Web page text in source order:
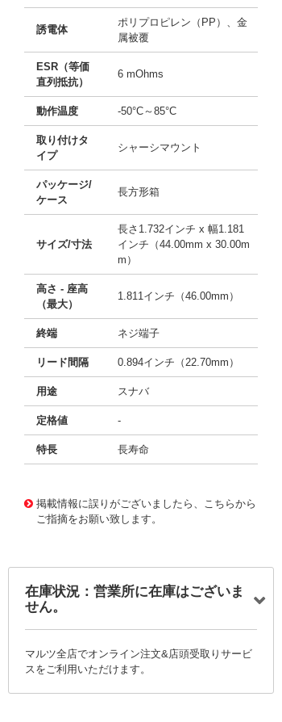
誘電体
ポリプロピレン（PP）、金
属被覆
ESR（等価
直列抵抗）
6 mOhms
動作温度 -50°C～85°C
取り付けタ
イプ
シャーシマウント
パッケージ/
ケース
長方形箱
サイズ/寸法
長さ1.732インチ x 幅1.181
インチ（44.00mm x 30.00m
m）
高さ - 座高
（最大）
1.811インチ（46.00mm）
終端 ネジ端子
リード間隔 0.894インチ（22.70mm）
用途 スナバ
定格値 -
特長 長寿命
掲載情報に誤りがございましたら、こちらから
ご指摘をお願い致します。
在庫状況：営業所に在庫はございま
せん。
マルツ全店でオンライン注文&店頭受取りサービ
スをご利用いただけます。